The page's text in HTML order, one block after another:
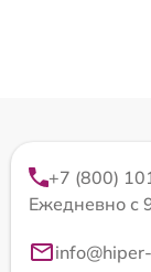
+7 (800)
Ежедневно с